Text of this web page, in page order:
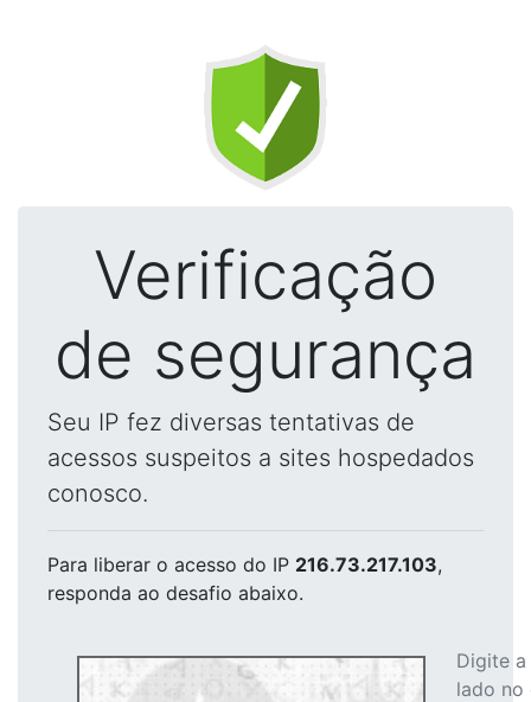
Verificação
de segurança
Seu IP fez diversas tentativas de
acessos suspeitos a sites hospedados
conosco.
Para liberar o acesso do IP 216.73.217.103,
responda ao desafio abaixo.
Digite
lado no